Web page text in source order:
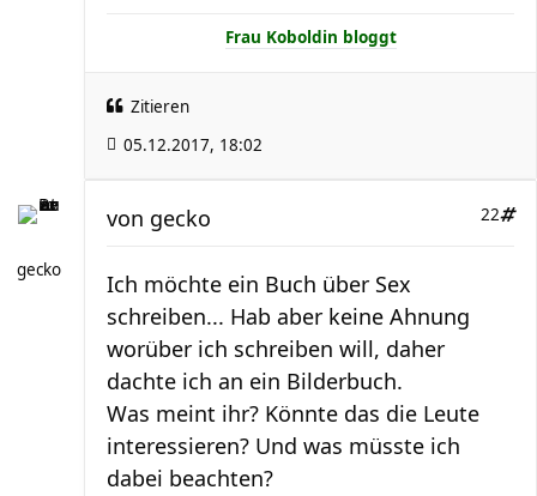
Frau Koboldin bloggt
Zitieren
05.12.2017, 18:02
gecko
22
von gecko
Ich möchte ein Buch über Sex
schreiben... Hab aber keine Ahnung
worüber ich schreiben will, daher
dachte ich an ein Bilderbuch.
Was meint ihr? Könnte das die Leute
interessieren? Und was müsste ich
dabei beachten?